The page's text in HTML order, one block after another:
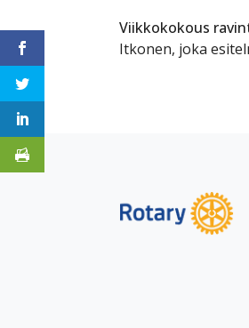
Viikkokokous
Itkonen, joka